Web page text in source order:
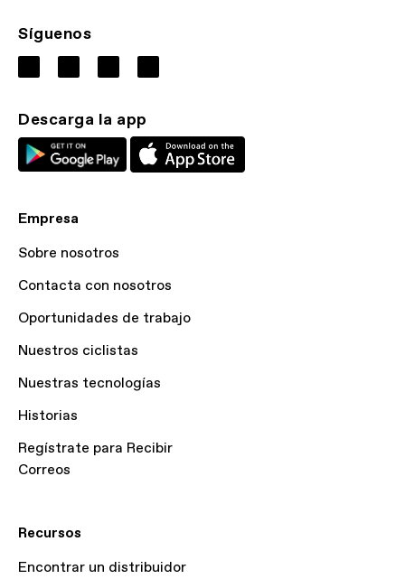
Síguenos
Descarga la app
Empresa
Sobre nosotros
Contacta con nosotros
Oportunidades de trabajo
Nuestros ciclistas
Nuestras tecnologías
Historias
Regístrate para Recibir
Correos
Recursos
Encontrar un distribuidor